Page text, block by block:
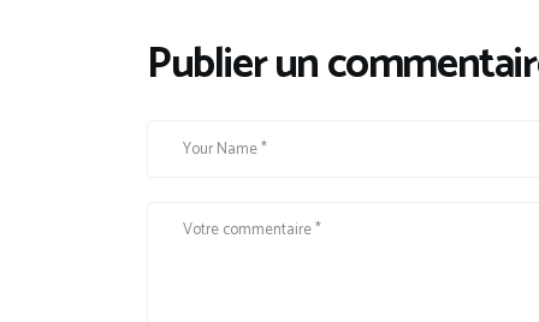
Publier un